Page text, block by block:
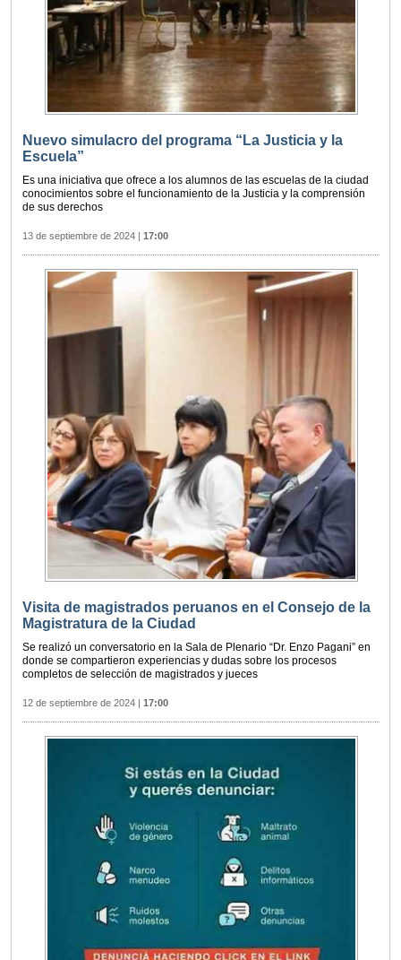
Nuevo simulacro del programa “La Justicia y la
Escuela”
Es una iniciativa que ofrece a los alumnos de las escuelas de la ciudad
conocimientos sobre el funcionamiento de la Justicia y la comprensión
de sus derechos
13 de septiembre de 2024 17:00
Visita de magistrados peruanos en el Consejo de la
Magistratura de la Ciudad
Se realizó un conversatorio en la Sala de Plenario “Dr. Enzo Pagani” en
donde se compartieron experiencias y dudas sobre los procesos
completos de selección de magistrados y jueces
12 de septiembre de 2024 17:00